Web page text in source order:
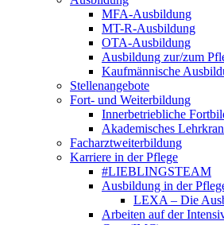
MFA-Ausbildung
MT-R-Ausbildung
OTA-Ausbildung
Ausbildung zur/zum
Kaufmännische
Stellenangebote
Fort- und Weiterbildung
Innerbetriebliche
Akademisches
Facharztweiterbildung
Karriere in der Pflege
#LIEBLINGSTEAM
Ausbildung in der
LEXA – Die
Arbeiten auf der